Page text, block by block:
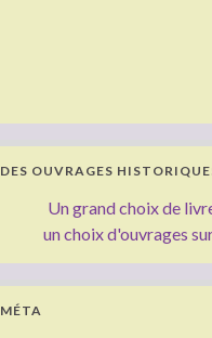
DES OUVRAGES
Un grand choix de
un choix d'ouvrages
MÉTA